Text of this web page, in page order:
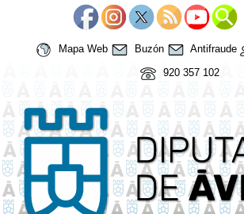
Mapa Web Buzón Antifraude
920 357 102